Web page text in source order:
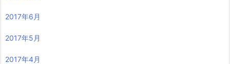
2017年6月
2017年5月
2017年4月